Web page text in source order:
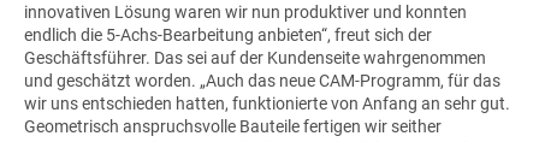
innovativen Lösung waren wir nun produktiver und konnten
endlich die 5-Achs-Bearbeitung anbieten“, freut sich der
Geschäftsführer. Das sei auf der Kundenseite wahrgenommen
und geschätzt worden. „Auch das neue CAM-Programm, für das
wir uns entschieden hatten, funktionierte von Anfang an sehr gut.
Geometrisch anspruchsvolle Bauteile fertigen wir seither